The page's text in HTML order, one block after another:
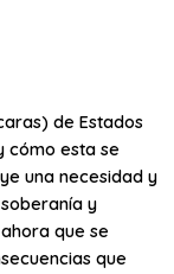
de Estados
cómo esta se
una necesidad y
y
que se
que